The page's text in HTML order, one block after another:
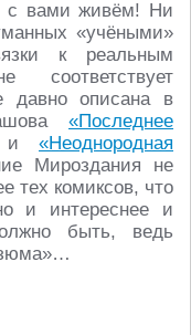
с вами живём! Ни
«учёными»
к реальным
давно описана в
«Последнее
«Неоднородная
Мироздания не
тех комиксов, что
и интереснее и
быть, ведь